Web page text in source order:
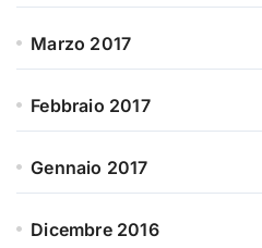
Marzo 2017
Febbraio 2017
Gennaio 2017
Dicembre 2016